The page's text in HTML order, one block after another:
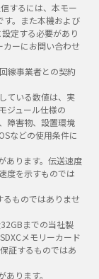
するには、本モー
す。また本機および
定する必要があり
カーにお問い合わせ
線事業者との契約
ている数値は、実
ジュール仕様の
障害物、設置環境
などの使用条件に
あります。伝送速度
度を示すものでは
ものではありませ
までの当社製
メモリーカード
証するものではあ
ります。